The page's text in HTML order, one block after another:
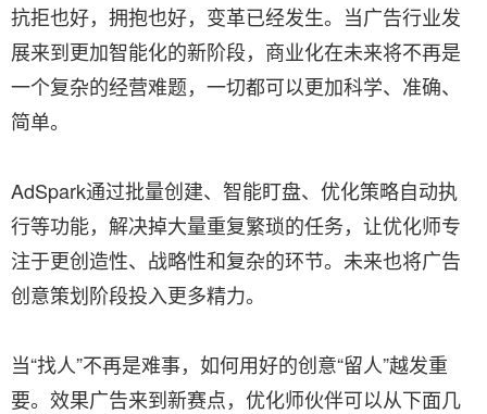
抗拒也好，拥抱也好，变革已经发生。当广告行业发
展来到更加智能化的新阶段，商业化在未来将不再是
一个复杂的经营难题，一切都可以更加科学、准确、
简单。
AdSpark通过批量创建、智能盯盘、优化策略自动执
行等功能，解决掉大量重复繁琐的任务，让优化师专
注于更创造性、战略性和复杂的环节。未来也将广告
创意策划阶段投入更多精力。
当“找人”不再是难事，如何用好的创意“留人”越发重
要。效果广告来到新赛点，优化师伙伴可以从下面几